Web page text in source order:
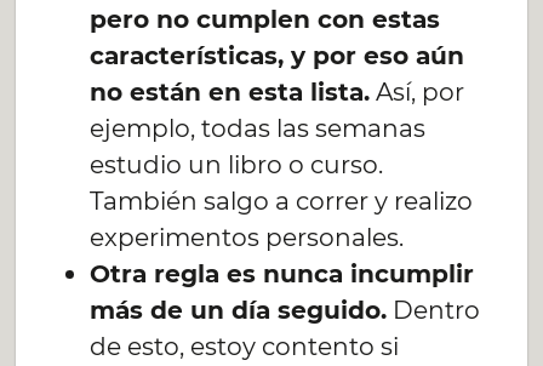
pero no cumplen con estas
características, y por eso aún
no están en esta lista.Así, por
ejemplo, todas las semanas
estudio un libro o curso.
También salgo a correr y realizo
experimentos personales.
Otra regla es nunca incumplir
más de un día seguido.Dentro
de esto, estoy contento si